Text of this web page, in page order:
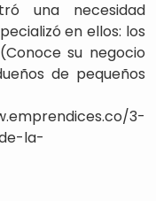
una necesidad
en ellos: los
su negocio
de pequeños
3-
la-